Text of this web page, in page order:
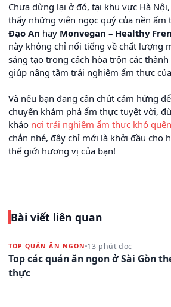
Chưa dừng lại ở đó, tại khu vực Hà
thấy những viên ngọc quý của nền ẩm
Đạo An hay Monvegan – Healthy
này không chỉ nổi tiếng về chất lượng
sáng tạo trong cách hòa trộn các
giúp nâng tầm trải nghiệm ẩm thực
Và nếu bạn đang cần chút cảm hứng
chuyến khám phá ẩm thực tuyệt vời,
khảo nơi trải nghiệm ẩm thực khó
chắn nhé, đây chỉ mới là khởi đầu cho
thế giới hương vị của bạn!
Bài viết liên quan
TOP QUÁN ĂN NGON 13 phút đọc
Top các quán ăn ngon ở Sài Gòn
thực